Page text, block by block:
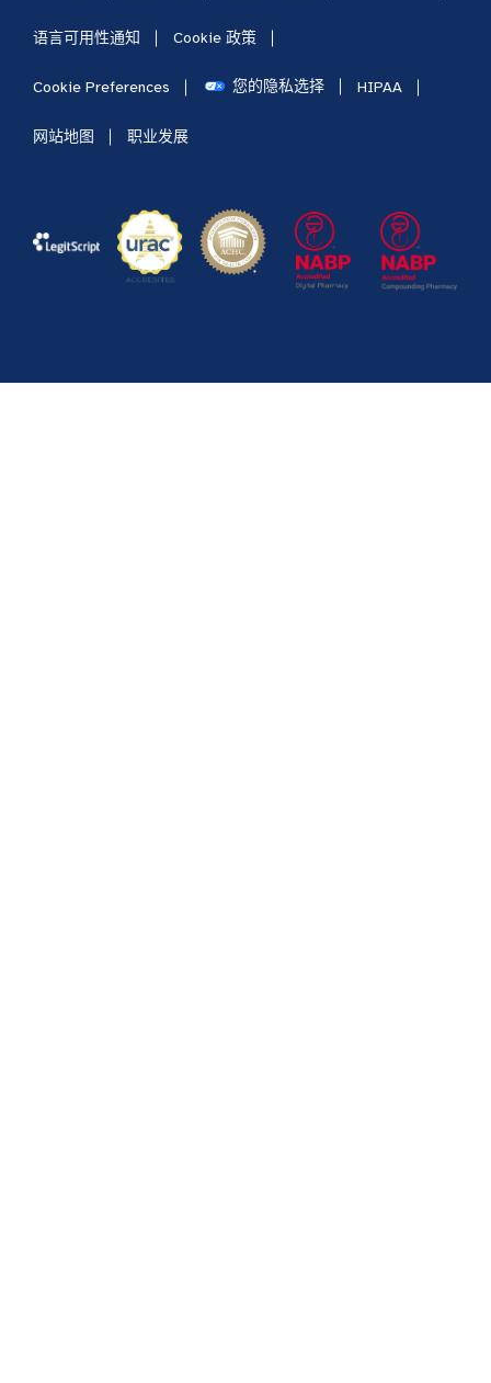
语言可用性通知 Cookie 政策
Cookie Preferences 您的隐私选择 HIPAA
网站地图 职业发展